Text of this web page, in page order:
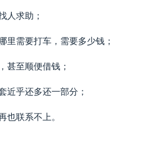
人求助；
里需要打车，需要多少钱；
甚至顺便借钱；
近乎还多还一部分；
也联系不上。